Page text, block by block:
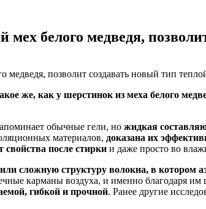
белого медведя,
же, как у шерстинок из меха белого
обычные гели, но жидкая
материалов, доказана их
после стирки и даже просто во
сложную структуру волокна, в котором
карманы воздуха, и именно благодаря им
гибкой и прочной. Ранее другие